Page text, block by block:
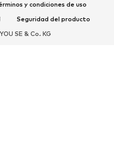
y condiciones de uso
Seguridad del producto
SE & Co. KG